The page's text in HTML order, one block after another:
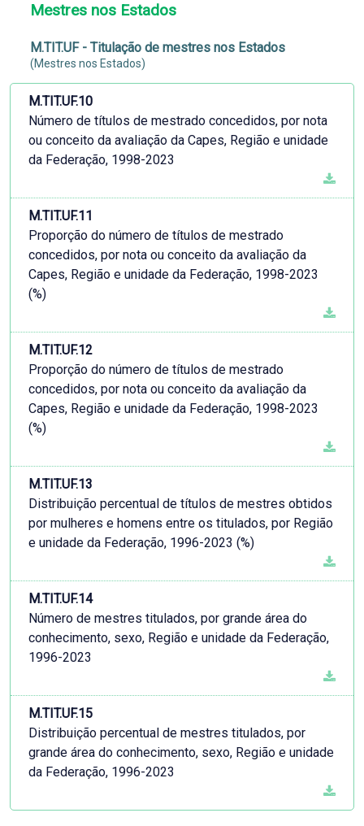
Mestres nos Estados
M.TIT.UF - Titulação de mestres nos Estados
(Mestres nos Estados)
M.TIT.UF.10
Número de títulos de mestrado concedidos, por nota
ou conceito da avaliação da Capes, Região e unidade
da Federação, 1998-2023
M.TIT.UF.11
Proporção do número de títulos de mestrado
concedidos, por nota ou conceito da avaliação da
Capes, Região e unidade da Federação, 1998-2023
(%)
M.TIT.UF.12
Proporção do número de títulos de mestrado
concedidos, por nota ou conceito da avaliação da
Capes, Região e unidade da Federação, 1998-2023
(%)
M.TIT.UF.13
Distribuição percentual de títulos de mestres obtidos
por mulheres e homens entre os titulados, por Região
e unidade da Federação, 1996-2023 (%)
M.TIT.UF.14
Número de mestres titulados, por grande área do
conhecimento, sexo, Região e unidade da Federação,
1996-2023
M.TIT.UF.15
Distribuição percentual de mestres titulados, por
grande área do conhecimento, sexo, Região e unidade
da Federação, 1996-2023